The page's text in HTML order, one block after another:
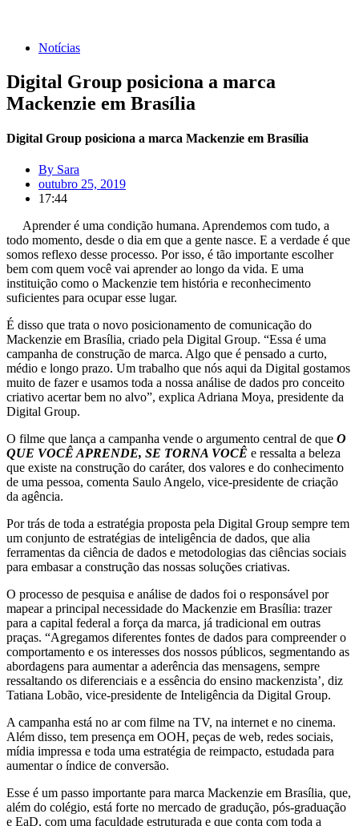
Notícias
Digital Group posiciona a marca
Mackenzie em Brasília
Digital Group posiciona a marca Mackenzie em Brasília
By Sara
outubro 25, 2019
17:44
Aprender é uma condição humana. Aprendemos com tudo, a
todo momento, desde o dia em que a gente nasce. E a verdade é que
somos reflexo desse processo. Por isso, é tão importante escolher
bem com quem você vai aprender ao longo da vida. E uma
instituição como o Mackenzie tem história e reconhecimento
suficientes para ocupar esse lugar.
É disso que trata o novo posicionamento de comunicação do
Mackenzie em Brasília, criado pela Digital Group. “Essa é uma
campanha de construção de marca. Algo que é pensado a curto,
médio e longo prazo. Um trabalho que nós aqui da Digital gostamos
muito de fazer e usamos toda a nossa análise de dados pro conceito
criativo acertar bem no alvo”, explica Adriana Moya, presidente da
Digital Group.
O filme que lança a campanha vende o argumento central de que O
QUE VOCÊ APRENDE, SE TORNA VOCÊ e ressalta a beleza
que existe na construção do caráter, dos valores e do conhecimento
de uma pessoa, comenta Saulo Angelo, vice-presidente de criação
da agência.
Por trás de toda a estratégia proposta pela Digital Group sempre tem
um conjunto de estratégias de inteligência de dados, que alia
ferramentas da ciência de dados e metodologias das ciências sociais
para embasar a construção das nossas soluções criativas.
O processo de pesquisa e análise de dados foi o responsável por
mapear a principal necessidade do Mackenzie em Brasília: trazer
para a capital federal a força da marca, já tradicional em outras
praças. “Agregamos diferentes fontes de dados para compreender o
comportamento e os interesses dos nossos públicos, segmentando as
abordagens para aumentar a aderência das mensagens, sempre
ressaltando os diferenciais e a essência do ensino mackenzista’, diz
Tatiana Lobão, vice-presidente de Inteligência da Digital Group.
A campanha está no ar com filme na TV, na internet e no cinema.
Além disso, tem presença em OOH, peças de web, redes sociais,
mídia impressa e toda uma estratégia de reimpacto, estudada para
aumentar o índice de conversão.
Esse é um passo importante para marca Mackenzie em Brasília, que,
além do colégio, está forte no mercado de gradução, pós-graduação
e EaD, com uma faculdade estruturada e que conta com toda a